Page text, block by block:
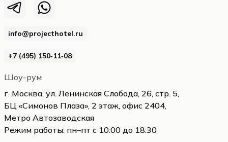
info@projecthotel.ru
+7 (495) 150‑11‑08
Шоу-рум
г. Москва, ул. Ленинская Слобода, 26, стр. 5,
БЦ «Симонов Плаза», 2 этаж, офис 2404,
Метро Автозаводская
Режим работы: пн–пт с 10:00 до 18:30